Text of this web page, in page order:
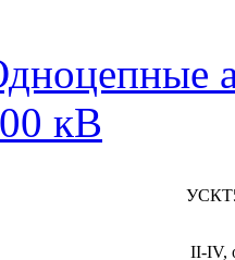
кВ
II-IV,